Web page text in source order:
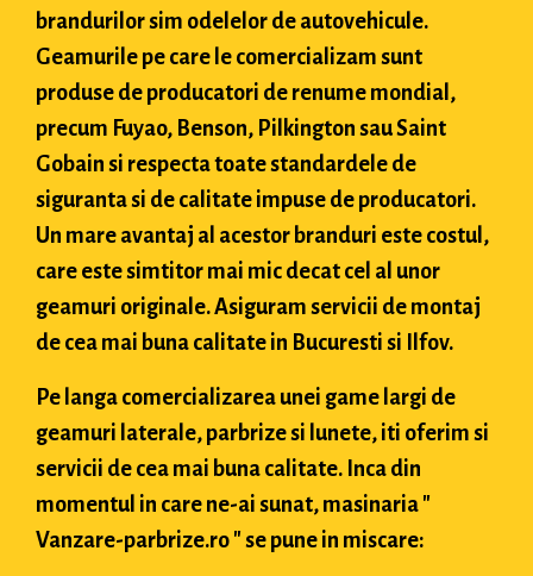
brandurilor sim odelelor de autovehicule.
Geamurile pe care le comercializam sunt
produse de producatori de renume mondial,
precum Fuyao, Benson, Pilkington sau Saint
Gobain si respecta toate standardele de
siguranta si de calitate impuse de producatori.
Un mare avantaj al acestor branduri este costul,
care este simtitor mai mic decat cel al unor
geamuri originale. Asiguram servicii de montaj
de cea mai buna calitate in Bucuresti si Ilfov.
Pe langa comercializarea unei game largi de
geamuri laterale, parbrize si lunete, iti oferim si
servicii de cea mai buna calitate. Inca din
momentul in care ne-ai sunat, masinaria "
Vanzare-parbrize.ro " se pune in miscare: